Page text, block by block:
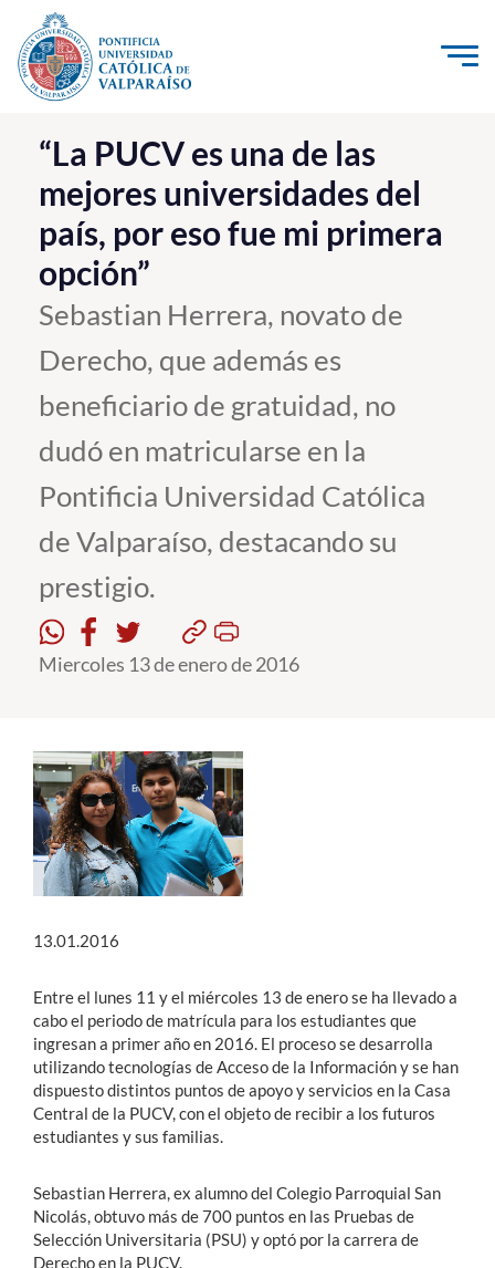
Click acá para ir directamente al contenido
La Universidad
Investigación, Creación e Innovación
PUCV Internacional
Vinculación con el Medio
Admisión
Pregrado
Postgrado
Formación Continua
Estudiantes
Académicos
Funcionarios
English
“La PUCV es una de las
mejores universidades del
país, por eso fue mi primera
opción”
Sebastian Herrera, novato de
Derecho, que además es
beneficiario de gratuidad, no
dudó en matricularse en la
Pontificia Universidad Católica
de Valparaíso, destacando su
prestigio.
Miercoles 13 de enero de 2016
13.01.2016
Entre el lunes 11 y el miércoles 13 de enero se ha llevado a
cabo el periodo de matrícula para los estudiantes que
ingresan a primer año en 2016. El proceso se desarrolla
utilizando tecnologías de Acceso de la Información y se han
dispuesto distintos puntos de apoyo y servicios en la Casa
Central de la PUCV, con el objeto de recibir a los futuros
estudiantes y sus familias.
Sebastian Herrera, ex alumno del Colegio Parroquial San
Nicolás, obtuvo más de 700 puntos en las Pruebas de
Selección Universitaria (PSU) y optó por la carrera de
Derecho en la PUCV.